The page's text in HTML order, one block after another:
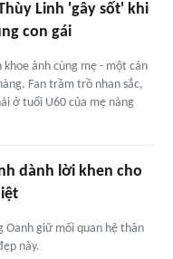
Linh 'gây sốt' khi
con gái
khoe ảnh cùng mẹ - một cán
Fan trầm trồ nhan sắc,
ở tuổi U60 của mẹ nàng
dành lời khen cho
Oanh giữ mối quan hệ thân
này.